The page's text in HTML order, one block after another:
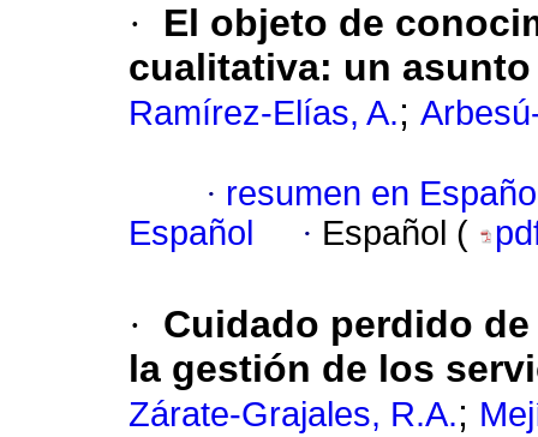
·
El objeto de
cualitativa: un
Ramírez-Elías, A.;
· resumen en
Español
· Español (
·
Cuidado perdido
la gestión de los
Zárate-Grajales, R.A.;